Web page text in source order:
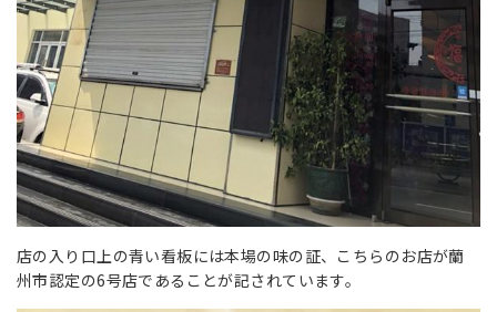
店の入り口上の青い看板には本場の味の証、こちらのお店が蘭
州市認定の6号店であることが記されています。